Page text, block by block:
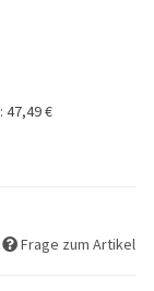
: 47,49 €
Frage zum Artikel